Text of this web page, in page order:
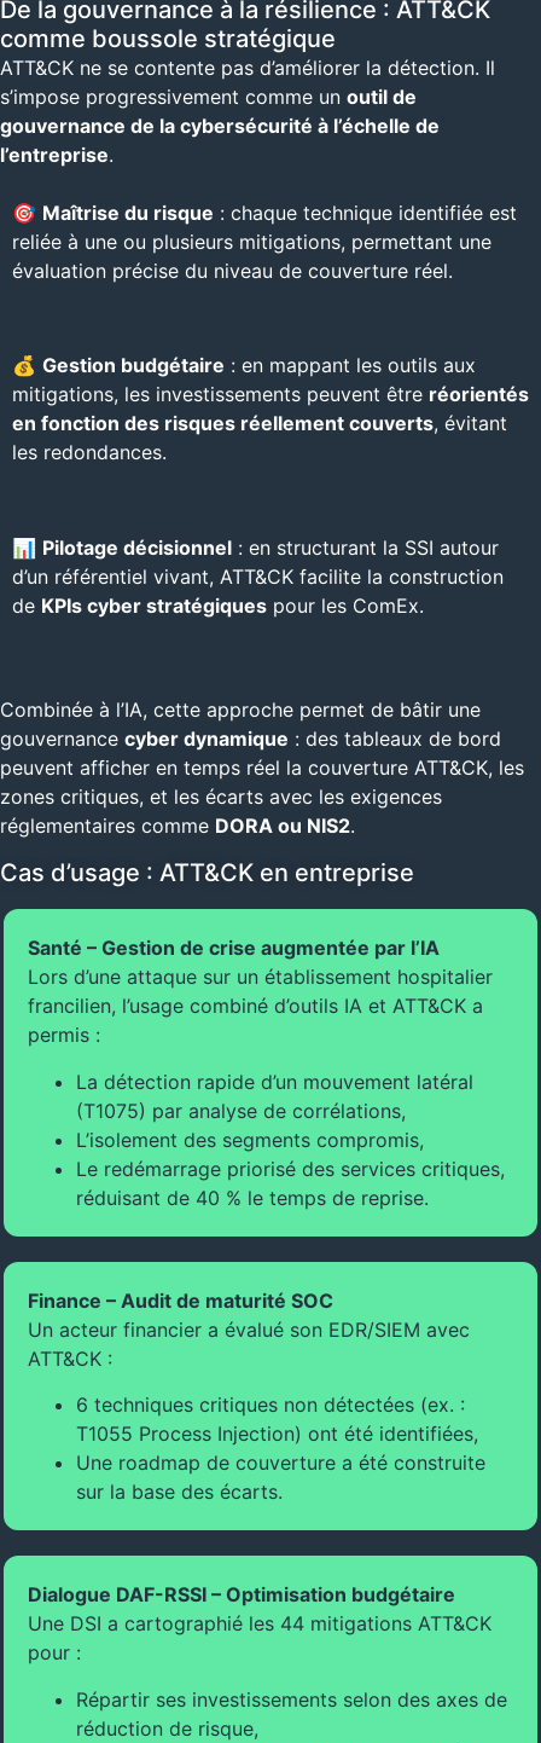
De la gouvernance à la résilience : ATT&CK
comme boussole stratégique
ATT&CK ne se contente pas d’améliorer la détection. Il
s’impose progressivement comme un outil de
gouvernance de la cybersécurité à l’échelle de
l’entreprise.
🎯 Maîtrise du risque : chaque technique identifiée est
reliée à une ou plusieurs mitigations, permettant une
évaluation précise du niveau de couverture réel.
💰 Gestion budgétaire : en mappant les outils aux
mitigations, les investissements peuvent être réorientés
en fonction des risques réellement couverts, évitant
les redondances.
📊 Pilotage décisionnel : en structurant la SSI autour
d’un référentiel vivant, ATT&CK facilite la construction
de KPIs cyber stratégiques pour les ComEx.
Combinée à l’IA, cette approche permet de bâtir une
gouvernance cyber dynamique : des tableaux de bord
peuvent afficher en temps réel la couverture ATT&CK, les
zones critiques, et les écarts avec les exigences
réglementaires comme DORA ou NIS2.
Cas d’usage : ATT&CK en entreprise
Santé – Gestion de crise augmentée par l’IA
Lors d’une attaque sur un établissement hospitalier
francilien, l’usage combiné d’outils IA et ATT&CK a
permis :
La détection rapide d’un mouvement latéral
(T1075) par analyse de corrélations,
L’isolement des segments compromis,
Le redémarrage priorisé des services critiques,
réduisant de 40 % le temps de reprise.
Finance – Audit de maturité SOC
Un acteur financier a évalué son EDR/SIEM avec
ATT&CK :
6 techniques critiques non détectées (ex. :
T1055 Process Injection) ont été identifiées,
Une roadmap de couverture a été construite
sur la base des écarts.
Dialogue DAF-RSSI – Optimisation budgétaire
Une DSI a cartographié les 44 mitigations ATT&CK
pour :
Répartir ses investissements selon des axes de
réduction de risque,